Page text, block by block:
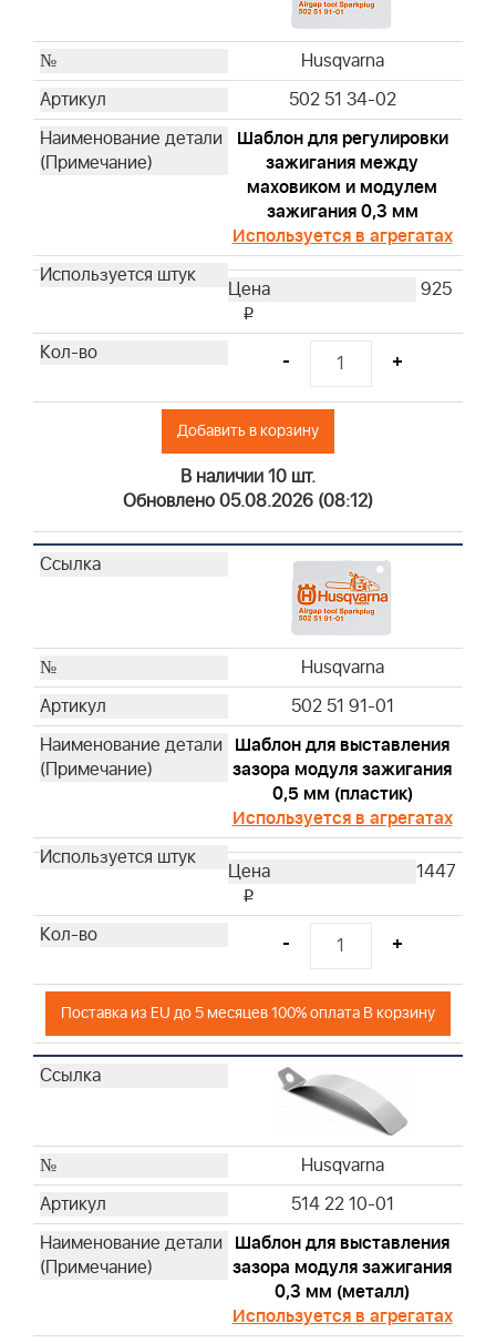
19462
19620
19461
19545
19619
19493
19607
19266
19063
19547
19353
19468
19447
100009
CE5121
19300
Husqvarna
Husqvarna
Husqvarna
Husqvarna
Husqvarna
Husqvarna
Husqvarna
Husqvarna
Husqvarna
Husqvarna
Husqvarna
Husqvarna
Husqvarna
Husqvarna
Husqvarna
Husqvarna
Husqvarna
Husqvarna
Husqvarna
Husqvarna
Husqvarna
502 51 34-02
Шаблон для регулировки
зажигания между
маховиком и модулем
зажигания 0,3 мм
Используется в агрегатах
925
i
- +
Добавить в корзину
В наличии 10 шт.
Обновлено 05.08.2026 (08:12)
Husqvarna
502 51 91-01
Шаблон для выставления
зазора модуля зажигания
0,5 мм (пластик)
Используется в агрегатах
1447
i
- +
Поставка из EU до 5 месяцев 100% оплата В корзину
Husqvarna
514 22 10-01
Шаблон для выставления
зазора модуля зажигания
0,3 мм (металл)
Используется в агрегатах